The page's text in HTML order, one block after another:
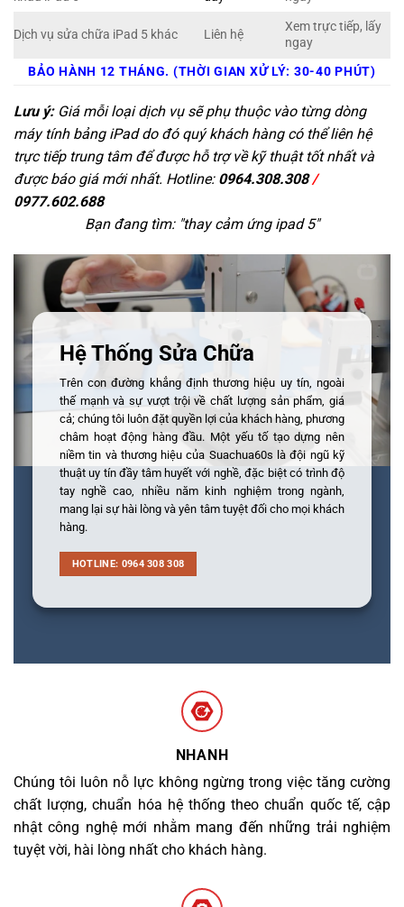
Dịch vụ sửa chữa iPad 5 khác Liên hệ
Xem trực tiếp, lấy
ngay
BẢO HÀNH 12 THÁNG. (THỜI GIAN XỬ LÝ: 30-40 PHÚT)
Lưu ý:Giá mỗi loại dịch vụ sẽ phụ thuộc vào từng dòng
máy tính bảng iPad do đó quý khách hàng có thể liên hệ
trực tiếp trung tâm để được hỗ trợ về kỹ thuật tốt nhất và
được báo giá mới nhất. Hotline: 0964.308.308/
0977.602.688
Bạn đang tìm: "thay cảm ứng ipad 5"
Hệ Thống Sửa Chữa
Trên con đường khẳng định thương hiệu uy tín, ngoài
thế mạnh và sự vượt trội về chất lượng sản phẩm, giá
cả; chúng tôi luôn đặt quyền lợi của khách hàng, phương
châm hoạt động hàng đầu. Một yếu tố tạo dựng nên
niềm tin và thương hiệu của Suachua60s là đội ngũ kỹ
thuật uy tín đầy tâm huyết với nghề, đặc biệt có trình độ
tay nghề cao, nhiều năm kinh nghiệm trong ngành,
mang lại sự hài lòng và yên tâm tuyệt đối cho mọi khách
hàng.
HOTLINE: 0964 308 308
NHANH
Chúng tôi luôn nỗ lực không ngừng trong việc tăng cường
chất lượng, chuẩn hóa hệ thống theo chuẩn quốc tế, cập
nhật công nghệ mới nhằm mang đến những trải nghiệm
tuyệt vời, hài lòng nhất cho khách hàng.